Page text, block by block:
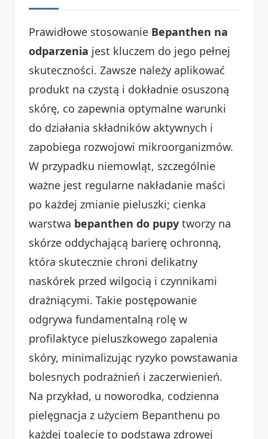
Prawidłowe stosowanie Bepanthen na
odparzenia jest kluczem do jego pełnej
skuteczności. Zawsze należy aplikować
produkt na czystą i dokładnie osuszoną
skórę, co zapewnia optymalne warunki
do działania składników aktywnych i
zapobiega rozwojowi mikroorganizmów.
W przypadku niemowląt, szczególnie
ważne jest regularne nakładanie maści
po każdej zmianie pieluszki; cienka
warstwa bepanthen do pupy tworzy na
skórze oddychającą barierę ochronną,
która skutecznie chroni delikatny
naskórek przed wilgocią i czynnikami
drażniącymi. Takie postępowanie
odgrywa fundamentalną rolę w
profilaktyce pieluszkowego zapalenia
skóry, minimalizując ryzyko powstawania
bolesnych podrażnień i zaczerwienień.
Na przykład, u noworodka, codzienna
pielęgnacja z użyciem Bepanthenu po
każdej toalecie to podstawa zdrowej